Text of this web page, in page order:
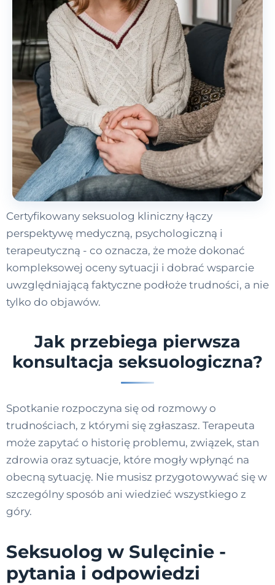
Certyfikowany seksuolog kliniczny łączy
perspektywę medyczną, psychologiczną i
terapeutyczną - co oznacza, że może dokonać
kompleksowej oceny sytuacji i dobrać wsparcie
uwzględniającą faktyczne podłoże trudności, a nie
tylko do objawów.
Jak przebiega pierwsza
konsultacja seksuologiczna?
Spotkanie rozpoczyna się od rozmowy o
trudnościach, z którymi się zgłaszasz. Terapeuta
może zapytać o historię problemu, związek, stan
zdrowia oraz sytuacje, które mogły wpłynąć na
obecną sytuację. Nie musisz przygotowywać się w
szczególny sposób ani wiedzieć wszystkiego z
góry.
Seksuolog w Sulęcinie -
pytania i odpowiedzi